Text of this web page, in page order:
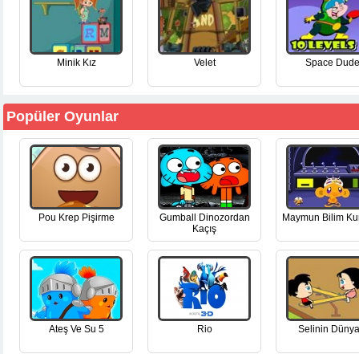
Minik Kız Velet Space Dude
Popüler Oyunlar
Pou Krep Pişirme
Gumball Dinozordan
Kaçış
Maymun Bilim
Ateş Ve Su 5 Rio Selinin